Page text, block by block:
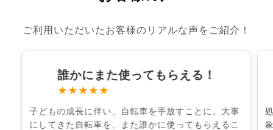
ご利用いただいたお客様のリアルな声をご紹介！
誰かにまた使ってもらえる！
★★★★★
子どもの成長に伴い、自転車を手放すことに。大事
にしてきた自転車を、また誰かに使ってもらえるこ